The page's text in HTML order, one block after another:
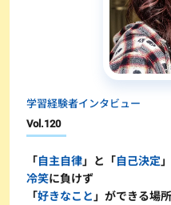
学習経験者インタビュー
Vol.120
「自主自律」と「自己決定
冷笑に負けず
「好きなこと」ができる場